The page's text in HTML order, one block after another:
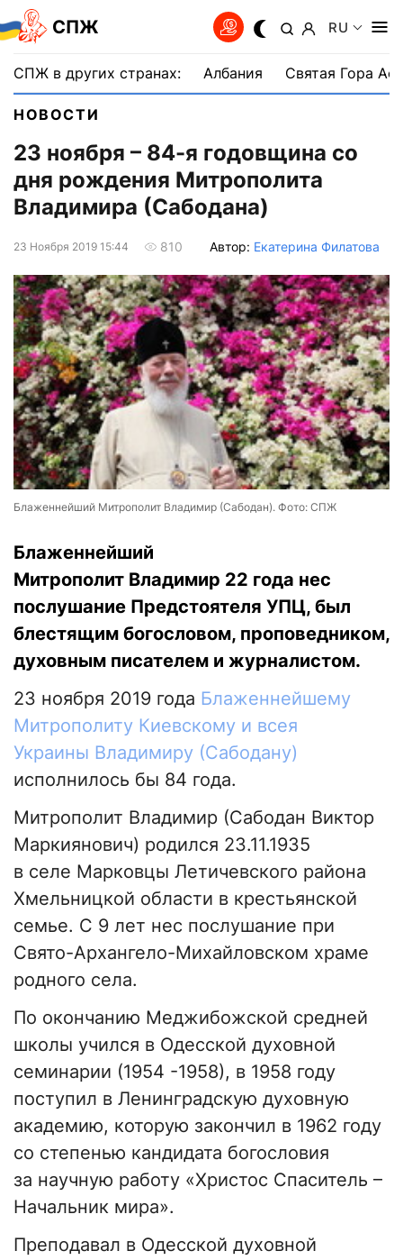
СПЖ RU
СПЖ в других странах: Албания Святая Гора
НОВОСТИ
23 ноября – 84-я годовщина со
дня рождения Митрополита
Владимира (Сабодана)
23 Ноября 2019 15:44 810 Автор: Екатерина Филатова
Блаженнейший Митрополит Владимир (Сабодан). Фото: СПЖ
Блаженнейший
Митрополит Владимир 22 года нес
послушание Предстоятеля УПЦ, был
блестящим богословом, проповедником,
духовным писателем и журналистом.
23 ноября 2019 года Блаженнейшему
Митрополиту Киевскому и всея
Украины Владимиру (Сабодану)
исполнилось бы 84 года.
Митрополит Владимир (Сабодан Виктор
Маркиянович) родился 23.11.1935
в селе Марковцы Летичевского района
Хмельницкой области в крестьянской
семье. С 9 лет нес послушание при
Свято-Архангело-Михайловском храме
родного села.
По окончанию Меджибожской средней
школы учился в Одесской духовной
семинарии (1954 -1958), в 1958 году
поступил в Ленинградскую духовную
академию, которую закончил в 1962 году
со степенью кандидата богословия
за научную работу «Христос Спаситель –
Начальник мира».
Преподавал в Одесской духовной